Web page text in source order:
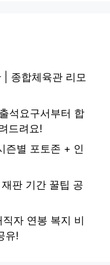
| 종합체육관 리모
석요구서부터 합
드려요!
즌별 포토존 + 인
판 기간 꿀팁 공
자 연봉 복지 비
유!